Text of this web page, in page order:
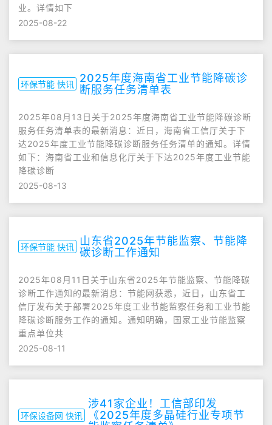
业。详情如下
2025-08-22
环保节能 快讯 2025年度海南省工业节能降碳诊
断服务任务清单表
2025年08月13日关于2025年度海南省工业节能降碳诊断
服务任务清单表的最新消息：近日，海南省工信厅关于下
达2025年度工业节能降碳诊断服务任务清单的通知。详情
如下：海南省工业和信息化厅关于下达2025年度工业节能
降碳诊断
2025-08-13
环保节能 快讯
山东省2025年节能监察、节能降
碳诊断工作通知
2025年08月11日关于山东省2025年节能监察、节能降碳
诊断工作通知的最新消息：节能网获悉，近日，山东省工
信厅发布关于部署2025年度工业节能监察任务和工业节能
降碳诊断服务工作的通知。通知明确，国家工业节能监察
重点单位共
2025-08-11
环保设备网 快讯
涉41家企业！工信部印发
《2025年度多晶硅行业专项节